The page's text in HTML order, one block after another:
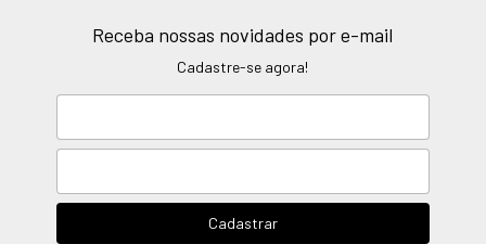
Receba nossas novidades por e-mail
Cadastre-se agora!